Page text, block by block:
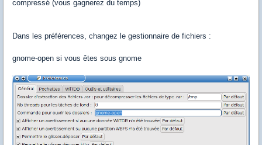
compressé (vous gagnerez du temps)
Dans les préférences, changez le gestionnaire de fichiers :
gnome-open si vous êtes sous gnome